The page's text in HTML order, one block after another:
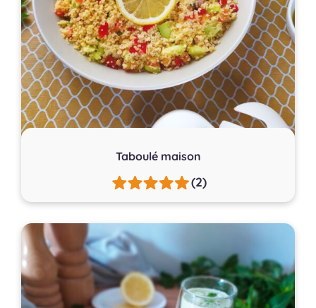
Taboulé maison
(2)